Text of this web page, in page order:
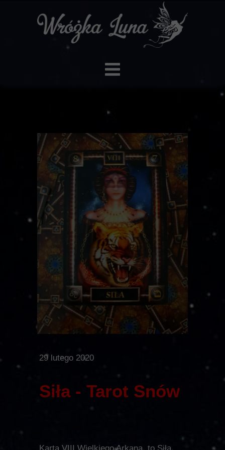
29 lutego 2020
Siła - Tarot Snów